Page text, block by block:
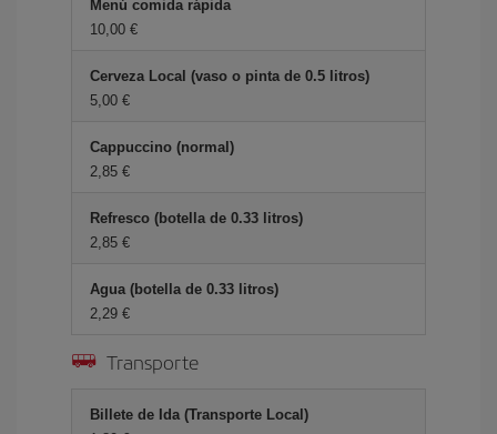
Menú comida rápida
10,00 €
Cerveza Local (vaso o pinta de 0.5 litros)
5,00 €
Cappuccino (normal)
2,85 €
Refresco (botella de 0.33 litros)
2,85 €
Agua (botella de 0.33 litros)
2,29 €
Transporte
Billete de Ida (Transporte Local)